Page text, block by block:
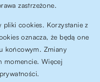
zastrzeżone.
cookies. Korzystanie z
oznacza, że będą one
końcowym. Zmiany
momencie. Więcej
.